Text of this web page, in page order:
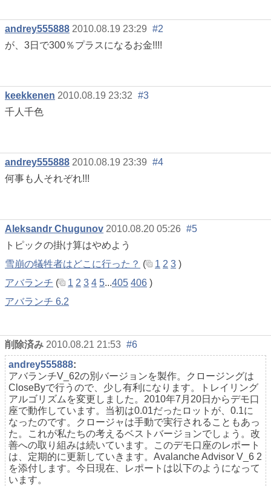
andrey555888 2010.08.19 23:29 #2
が、3日で300％プラスになるお金!!!!
keekkenen 2010.08.19 23:32 #3
千人千色
andrey555888 2010.08.19 23:39 #4
何事も人それぞれ!!!
Aleksandr Chugunov 2010.08.20 05:26 #5
トピックの掛け算はやめよう
雪崩の犠牲者はどこに行った？ ( 1 2 3 )
アバランチ ( 1 2 3 4 5...405 406 )
アバランチ 6.2
削除済み 2010.08.21 21:53 #6
andrey555888:
アバランチV_62の別バージョンを製作。クロージングは
CloseByで行うので、少し有利になります。トレイリング
アルゴリズムを変更しました。2010年7月20日からデモ口
座で動作しています。当初は0.01だったロットが、0.1に
なったのです。クロージャは手動で実行されることもあっ
た。これが私たちの考えるベストバージョンでしょう。改
善への取り組みは続いています。このデモ口座のレポート
は、定期的に更新していきます。Avalanche Advisor V_6 2
を添付します。今日現在、レポートは以下のようになって
います。